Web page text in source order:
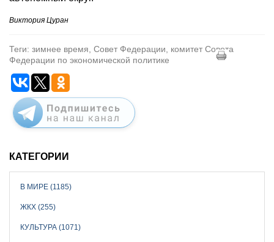
Виктория Цуран
Теги: зимнее время, Совет Федерации, комитет Совета
Федерации по экономической политике
КАТЕГОРИИ
В МИРЕ (1185)
ЖКХ (255)
КУЛЬТУРА (1071)